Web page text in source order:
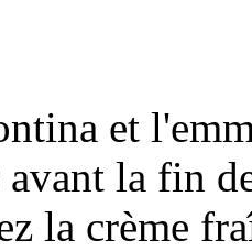
et
la fin
la crème